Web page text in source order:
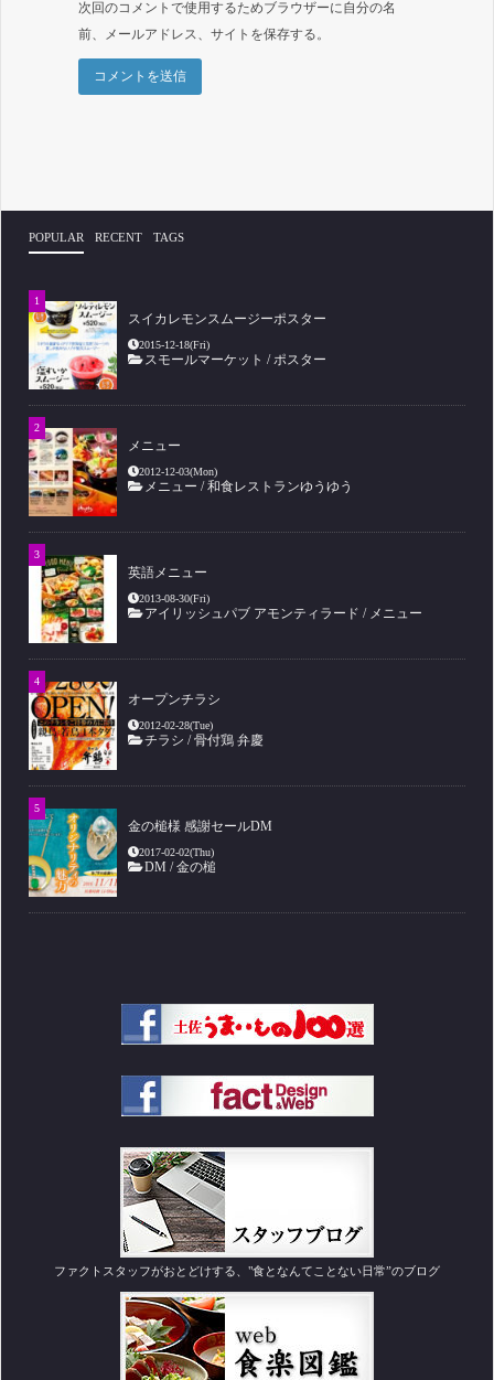
次回のコメントで使用するためブラウザーに自分の名
前、メールアドレス、サイトを保存する。
POPULAR RECENT TAGS
スイカレモンスムージーポスター
2015-12-18(Fri)
スモールマーケット /ポスター
メニュー
2012-12-03(Mon)
メニュー /和食レストランゆうゆう
英語メニュー
2013-08-30(Fri)
アイリッシュパブ アモンティラード / メニュー
オープンチラシ
2012-02-28(Tue)
チラシ /骨付鶏 弁慶
金の槌様 感謝セールDM
2017-02-02(Thu)
DM /金の槌
ファクトスタッフがおとどけする、"食となんてことない日常”のブログ